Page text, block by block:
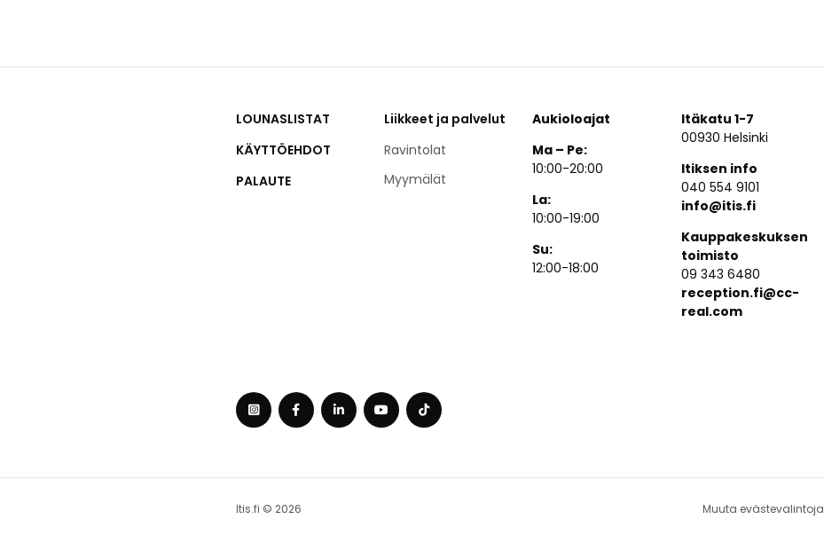
LOUNASLISTAT
KÄYTTÖEHDOT
PALAUTE
Liikkeet ja palvelut
Ravintolat
Myymälät
Aukioloajat
Ma – Pe:
10:00-20:00
La:
10:00-19:00
Su:
12:00-18:00
Itäkatu 1-7
00930 Helsinki
Itiksen info
040 554 9101
info@itis.fi
Kauppakeskuksen
toimisto
09 343 6480
reception.fi@cc-
real.com
Itis.fi © 2026 Muuta evästevalintoja